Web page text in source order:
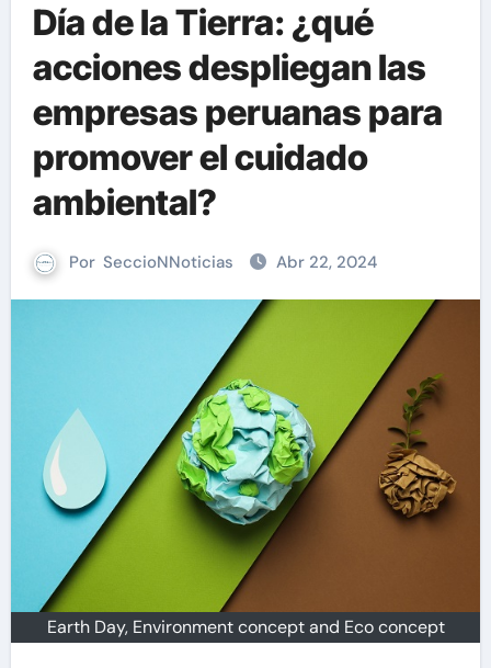
Día de la Tierra: ¿qué
acciones despliegan las
empresas peruanas para
promover el cuidado
ambiental?
Por SeccioNNoticias Abr 22, 2024
Earth Day, Environment concept and Eco concept